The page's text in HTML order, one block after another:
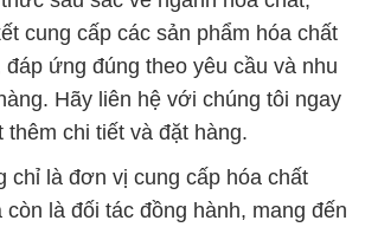
chỉ là đơn vị cung cấp hóa chất
là đối tác đồng hành, mang đến
nhất cho nhu cầu sản xuất của
ứng nhanh chóng là một trong
của chúng tôi, hiểu rõ rằng thời
trọng trong quá trình sản xuất.